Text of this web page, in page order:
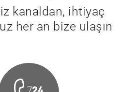
kanaldan, ihtiyaç
her an bize ulaşın